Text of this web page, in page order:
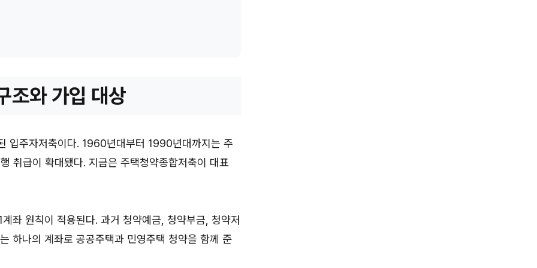
조와 가입 대상
입주자저축이다. 1960년대부터 1990년대까지는 주
취급이 확대됐다. 지금은 주택청약종합저축이 대표
좌 원칙이 적용된다. 과거 청약예금, 청약부금, 청약저
하나의 계좌로 공공주택과 민영주택 청약을 함께 준